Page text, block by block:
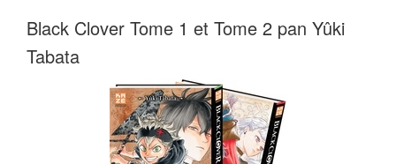
Black Clover Tome 1 et Tome 2 pan Yûki
Tabata